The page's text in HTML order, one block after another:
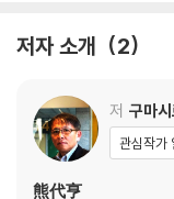
돌며 정상과 비정상을 쉽
의 목소리가, 한국 사회
신건강의학과 전문의
는 아이러니가 일본과
때리는 진단과 처방을
공간의 구조가 인식과 행
우리가 짊어진 새로운
2장. 자본주의 사회를 뒷
저자 소개 2
저 구마
관심작가
熊代亨